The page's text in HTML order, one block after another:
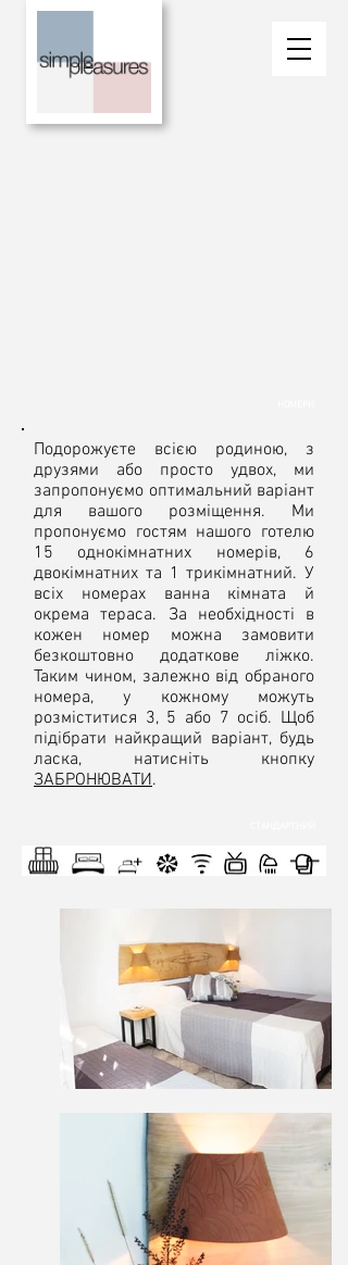
Подорожуєте всією родиною, з
друзями або просто удвох, ми
запропонуємо оптимальний варіант
для вашого розміщення. Ми
пропонуємо гостям нашого готелю
15 однокімнатних номерів, 6
двокімнатних та 1 трикімнатний. У
всіх номерах ванна кімната й
окрема тераса. За необхідності в
кожен номер можна замовити
безкоштовно додаткове ліжко.
Таким чином, залежно від обраного
номера, у кожному можуть
розміститися 3, 5 або 7 осіб. Щоб
підібрати найкращий варіант, будь
ласка, натисніть кнопку
ЗАБРОНЮВАТИ.